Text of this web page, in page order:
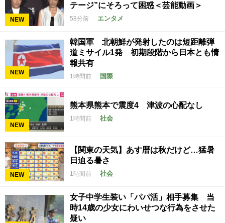
NEW
テージ”にそろって困惑＜芸能動画＞
58分前 エンタメ
NEW
韓国軍 北朝鮮が発射したのは短距離弾
道ミサイル1発 初期段階から日本とも情
報共有
1時間前 国際
NEW
熊本県熊本で震度4 津波の心配なし
1時間前 社会
NEW
【関東の天気】あす暦は秋だけど…猛暑
日迫る暑さ
1時間前 社会
女子中学生装い「パパ活」相手募集 当
時14歳の少女にわいせつな行為をさせた
疑い